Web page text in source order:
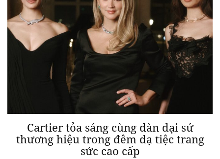
Cartier tỏa sáng cùng dàn đại sứ
thương hiệu trong đêm dạ tiệc trang
sức cao cấp